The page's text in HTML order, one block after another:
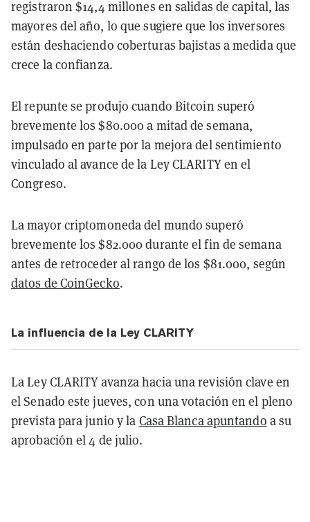
registraron $14,4 millones en salidas de capital, las
mayores del año, lo que sugiere que los inversores
están deshaciendo coberturas bajistas a medida que
crece la confianza.
El repunte se produjo cuando Bitcoin superó
brevemente los $80.000 a mitad de semana,
impulsado en parte por la mejora del sentimiento
vinculado al avance de la Ley CLARITY en el
Congreso.
La mayor criptomoneda del mundo superó
brevemente los $82.000 durante el fin de semana
antes de retroceder al rango de los $81.000, según
datos de CoinGecko.
La influencia de la Ley CLARITY
La Ley CLARITY avanza hacia una revisión clave en
el Senado este jueves, con una votación en el pleno
prevista para junio y la Casa Blanca apuntando a su
aprobación el 4 de julio.